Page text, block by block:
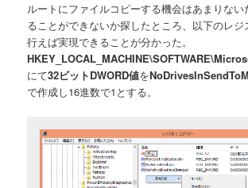
ルートにファイルコピーする機会はあまりない
ることができないか探したところ、以下のレジ
行えば実現できることが分かった。
にて32ビットDWORD値を
で作成し16進数で1とする。